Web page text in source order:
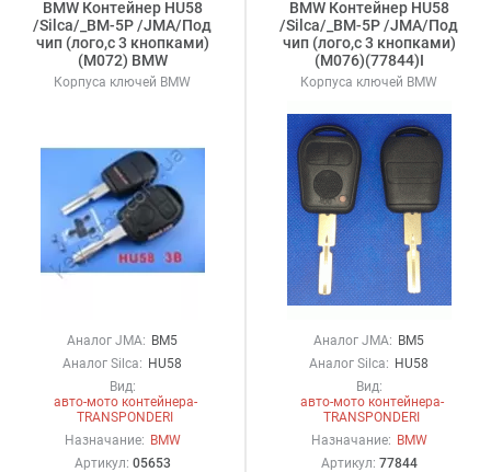
BMW Контейнер HU58
/Silca/_BM-5P /JMA/Под
чип (лого,с 3 кнопками)
(M072) BMW
Корпуса ключей BMW
Аналог JMA: BM5
Аналог Silca: HU58
Вид:
авто-мото контейнера-
TRANSPONDERI
Назначание: BMW
Артикул: 05653
BMW Контейнер HU58
/Silca/_BM-5P /JMA/Под
чип (лого,с 3 кнопками)
(M076)(77844)I
Корпуса ключей BMW
Аналог JMA: BM5
Аналог Silca: HU58
Вид:
авто-мото контейнера-
TRANSPONDERI
Назначание: BMW
Артикул: 77844